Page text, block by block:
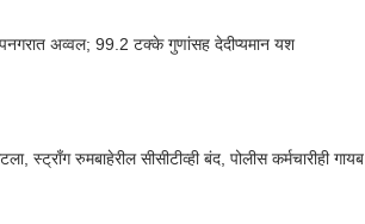
उपनगरात अव्वल; 99.2 टक्के गुणांसह देदीप्यमान यश
स्ट्राँग रुमबाहेरील सीसीटीव्ही बंद, पोलीस कर्मचारीही गायब